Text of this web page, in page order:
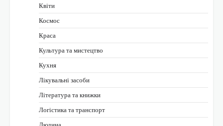
Квіти
Космос
Краса
Культура та мистецтво
Кухня
Лікувальні засоби
Література та книжки
Логістика та транспорт